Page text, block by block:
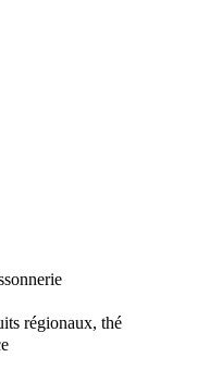
régionaux, thé